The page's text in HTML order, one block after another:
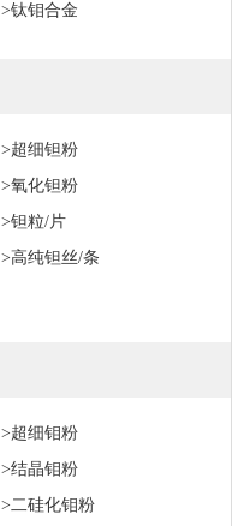
>钛钼合金
>超细钽粉
>氧化钽粉
>钽粒/片
>高纯钽丝/条
>超细钼粉
>结晶钼粉
>二硅化钼粉